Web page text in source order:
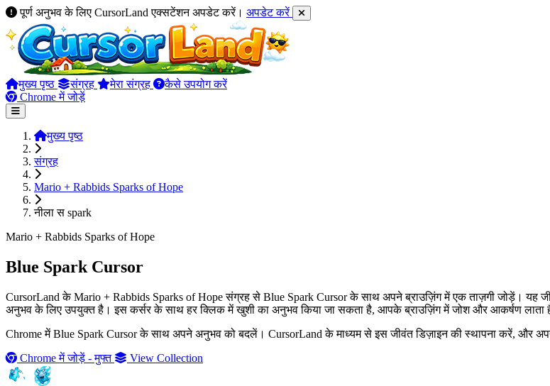
पूर्ण अनुभव के लिए CursorLand एक्सटेंशन अपडेट करें। अपडेट करें
मुख्य पृष्ठ संग्रह मेरा संग्रह
कैसे उपयोग करें
Chrome में जोड़ें
मुख्य पृष्ठ
संग्रह
Mario + Rabbids Sparks of Hope
नीला स spark
Mario + Rabbids Sparks of Hope
Blue Spark Cursor
CursorLand के Mario + Rabbids Sparks of Hope संग्रह से Blue Spark Cursor के साथ अपने ब्राउज़िंग में एक ताज़गी जोड़ें। यह
अनुभव के लिए उपयुक्त है। इस कर्सर के साथ हर क्लिक में खुशी का अनुभव किया जा सकता है, आपके ब्राउज़िंग में जोश और आकर्षण लाता
Chrome में Blue Spark Cursor के साथ अपने अनुभव को बदलें। CursorLand के माध्यम से इस जीवंत डिज़ाइन की स्थापना करें, और
Chrome में जोड़ें - मुफ्त
View Collection